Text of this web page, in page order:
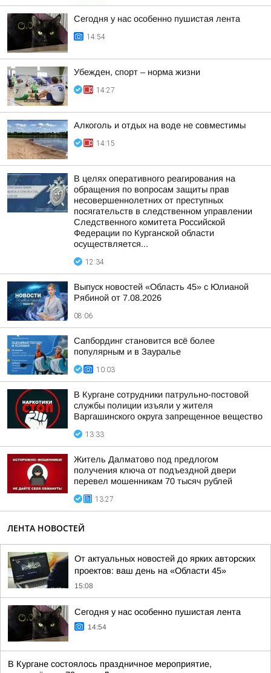
Сегодня у нас особенно пушистая лента
14:54
Убежден, спорт – норма жизни
14:27
Алкоголь и отдых на воде не совместимы
14:15
В целях оперативного реагирования на
обращения по вопросам защиты прав
несовершеннолетних от преступных
посягательств в следственном управлении
Следственного комитета Российской
Федерации по Курганской области
осуществляется...
12:34
Выпуск новостей «Область 45» с Юлианой
Рябиной от 7.08.2026
08:06
Сапбординг становится всё более
популярным и в Зауралье
10:03
В Кургане сотрудники патрульно-постовой
службы полиции изъяли у жителя
Варгашинского округа запрещенное вещество
13:33
Житель Далматово под предлогом
получения ключа от подъездной двери
перевел мошенникам 70 тысяч рублей
13:27
ЛЕНТА НОВОСТЕЙ
От актуальных новостей до ярких авторских
проектов: ваш день на «Области 45»
15:08
Сегодня у нас особенно пушистая лента
14:54
В Кургане состоялось праздничное мероприятие,